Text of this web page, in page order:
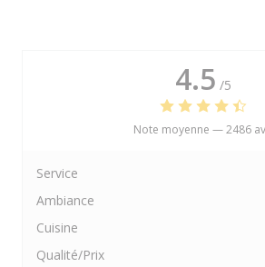
4.5 /5
Note moyenne —2486
Service
Ambiance
Cuisine
Qualité/Prix